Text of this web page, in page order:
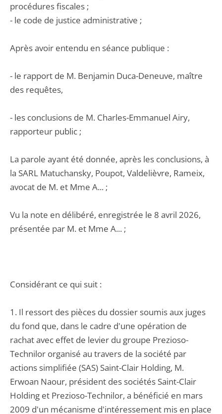
procédures fiscales ;
- le code de justice administrative ;
Après avoir entendu en séance publique :
- le rapport de M. Benjamin Duca-Deneuve, maître
des requêtes,
- les conclusions de M. Charles-Emmanuel Airy,
rapporteur public ;
La parole ayant été donnée, après les conclusions, à
la SARL Matuchansky, Poupot, Valdelièvre, Rameix,
avocat de M. et Mme A... ;
Vu la note en délibéré, enregistrée le 8 avril 2026,
présentée par M. et Mme A... ;
Considérant ce qui suit :
1. Il ressort des pièces du dossier soumis aux juges
du fond que, dans le cadre d'une opération de
rachat avec effet de levier du groupe Prezioso-
Technilor organisé au travers de la société par
actions simplifiée (SAS) Saint-Clair Holding, M.
Erwoan Naour, président des sociétés Saint-Clair
Holding et Prezioso-Technilor, a bénéficié en mars
2009 d'un mécanisme d'intéressement mis en place